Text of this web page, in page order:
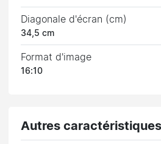
Diagonale d'écran (cm)
34,5 cm
Format d'image
16:10
Autres caractéristiques